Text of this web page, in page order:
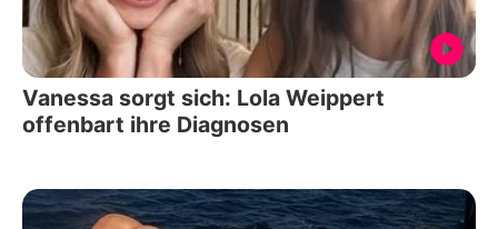
Vanessa sorgt sich: Lola Weippert
offenbart ihre Diagnosen